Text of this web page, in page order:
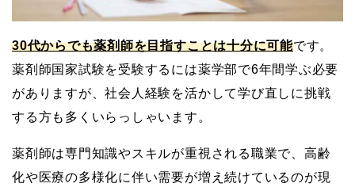
30代からでも薬剤師を目指すことは十分に可能です。
薬剤師国家試験を受験するには薬学部で6年間学ぶ必要
がありますが、社会人経験を活かして学び直しに挑戦
する方も多くいらっしゃいます。
薬剤師は専門知識やスキルが重視される職業で、高齢
化や医療の多様化に伴い需要が増え続けているのが現